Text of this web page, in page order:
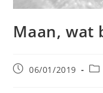
Maan, wat
Bericht06/01/2019